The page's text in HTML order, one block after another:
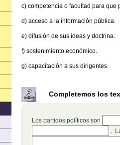
c) competencia o facultad para que
d) acceso a la información pública.
e) difusión de sus ideas y doctrina.
f) sostenimiento económico.
g) capacitación a sus dirigentes.
Completemos los
Los partidos políticos son
.